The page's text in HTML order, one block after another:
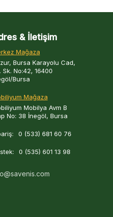
& İletişim
Mağaza
Bursa Karayolu Cad,
Sk. No:42, 16400
Bursa
Mağaza
Mobilya Avm B
No: 38 İnegöl, Bursa
0 (533) 681 60 76
0 (535) 601 13 98